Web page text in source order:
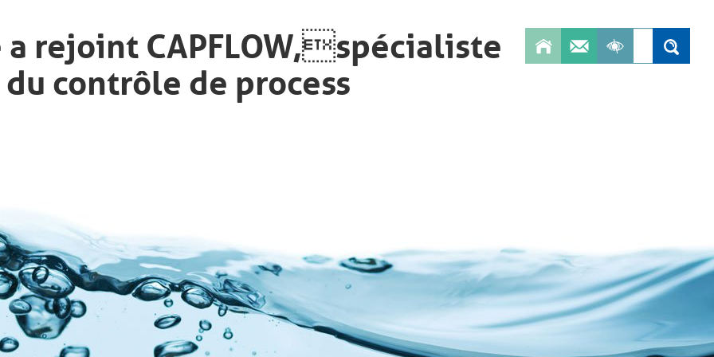
a rejoint CAPFLOW,spécialiste
du contrôle de process
Search